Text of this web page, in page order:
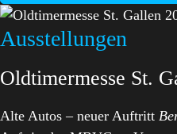
Ausstellungen
Oldtimermesse St.
Alte Autos – neuer Auftritt